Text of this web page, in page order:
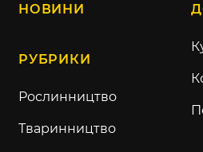
НОВИНИ
РУБРИКИ
Рослинництво
Тваринництво